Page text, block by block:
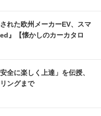
れた欧州メーカーEV、スマ
』【懐かしのカーカタロ
全に楽しく上達」を伝授、
ングまで